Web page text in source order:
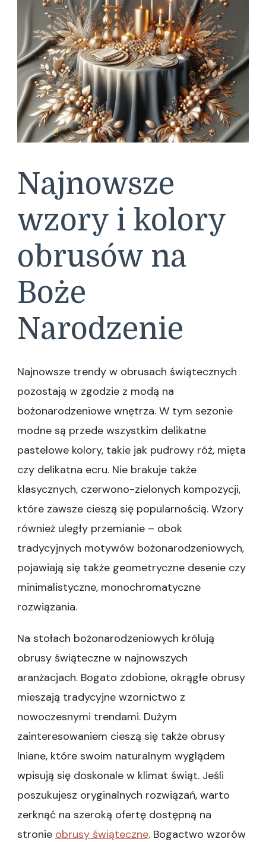
Najnowsze
wzory i kolory
obrusów na
Boże
Narodzenie
Najnowsze trendy w obrusach świątecznych
pozostają w zgodzie z modą na
bożonarodzeniowe wnętrza. W tym sezonie
modne są przede wszystkim delikatne
pastelowe kolory, takie jak pudrowy róż, mięta
czy delikatna ecru. Nie brakuje także
klasycznych, czerwono-zielonych kompozycji,
które zawsze cieszą się popularnością. Wzory
również uległy przemianie – obok
tradycyjnych motywów bożonarodzeniowych,
pojawiają się także geometryczne desenie czy
minimalistyczne, monochromatyczne
rozwiązania.
Na stołach bożonarodzeniowych królują
obrusy świąteczne w najnowszych
aranżacjach. Bogato zdobione, okrągłe obrusy
mieszają tradycyjne wzornictwo z
nowoczesnymi trendami. Dużym
zainteresowaniem cieszą się także obrusy
lniane, które swoim naturalnym wyglądem
wpisują się doskonale w klimat świąt. Jeśli
poszukujesz oryginalnych rozwiązań, warto
zerknąć na szeroką ofertę dostępną na
stronie obrusy świąteczne. Bogactwo wzorów